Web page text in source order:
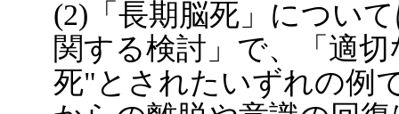
(2)「長期脳死」につい
関する検討」で、「適
死"とされたいずれの例